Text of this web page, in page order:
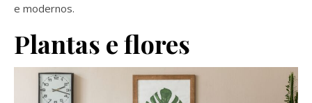
e modernos.
Plantas e flores